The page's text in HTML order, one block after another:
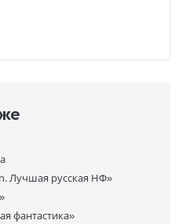
Лучшая русская НФ»
фантастика»